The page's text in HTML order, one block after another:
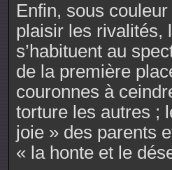
Enfin, sous
plaisir les
s’habituent au
de la première
couronnes à
torture les autres ;
joie » des parents
« la honte et le